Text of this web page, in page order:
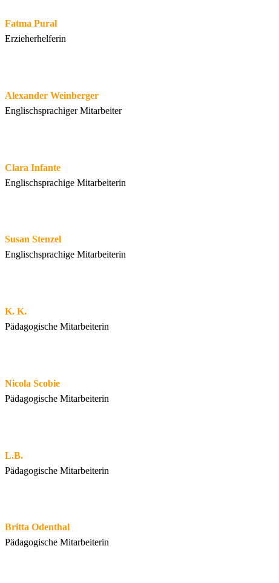
Fatma Pural
Erzieherhelferin
Alexander Weinberger
Englischsprachiger Mitarbeiter
Clara Infante
Englischsprachige Mitarbeiterin
Susan Stenzel
Englischsprachige Mitarbeiterin
K. K.
Pädagogische Mitarbeiterin
Nicola Scobie
Pädagogische Mitarbeiterin
L.B.
Pädagogische Mitarbeiterin
Britta Odenthal
Pädagogische Mitarbeiterin